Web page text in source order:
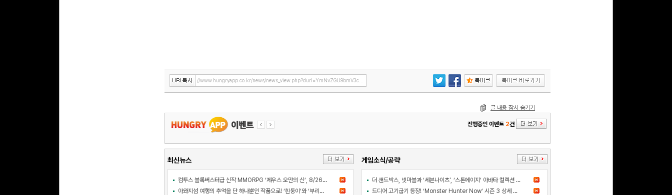
//www.hungryapp.co.kr/news/news_view.php?durl=YmNvZGU9bmV3c...
글 내용 잠시 숨기기
진행중인 이벤트 2건
최신뉴스
컴투스 블록버스터급 신작 MMORPG ‘제우스 오만의 신’, 8/26 출시
아와지섬 여행의 추억을 단 하나뿐인 작품으로! ‘흰둥이’와 ‘부리부리대마왕’의 오리지널 도기 색칠 체험 등장
게임소식/공략
더 샌드박스, 넷마블과 ‘세븐나이츠', ‘스톤에이지’ 아바타 컬렉션 출시
드디어 고기굽기 등장! ‘Monster Hunter Now’ 시즌 3 상세 정보 공개